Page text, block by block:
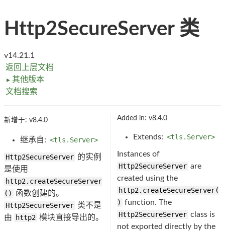
Http2SecureServer 类
v14.21.1
返回上层文档
► 其他版本
文档搜索
新增于: v8.4.0
继承自: <tls.Server>
Http2SecureServer 的实例
是使用
http2.createSecureServer
()
函数创建的。
Http2SecureServer 类不是
由 http2 模块直接导出的。
Added in: v8.4.0
Extends: <tls.Server>
Instances of
Http2SecureServer are
created using the
http2.createSecureServer(
) function. The
Http2SecureServer class is
not exported directly by the